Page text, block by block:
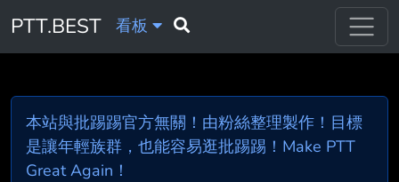
PTT.BEST 看板
本站與批踢踢官方無關！由粉絲整理製作！目標
是讓年輕族群，也能容易逛批踢踢！Make PTT
Great Again！